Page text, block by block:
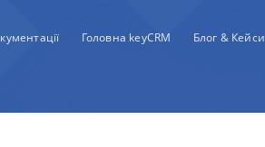
Головна keyCRM Блог & Кейси